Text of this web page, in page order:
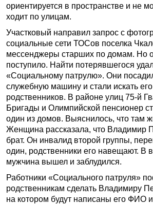
ориентируется в пространстве и не
ходит по улицам.
Участковый направил запрос с
социальные сети ТОСов поселка
мессенджеры старших по домам. Но
поступило. Найти потерявшегося
«Социальному патрулю». Они
служебную машину и стали искать
родственников. В районе улиц 75-й
Бригады и Олимпийской пенсионер
один из домов. Выяснилось, что там
Женщина рассказала, что Владимир
брат. Он инвалид второй группы,
один, родственники его навещают. В
мужчина вышел и заблудился.
Работники «Социального патруля»
родственникам сделать Владимиру
на котором будут написаны его ФИО